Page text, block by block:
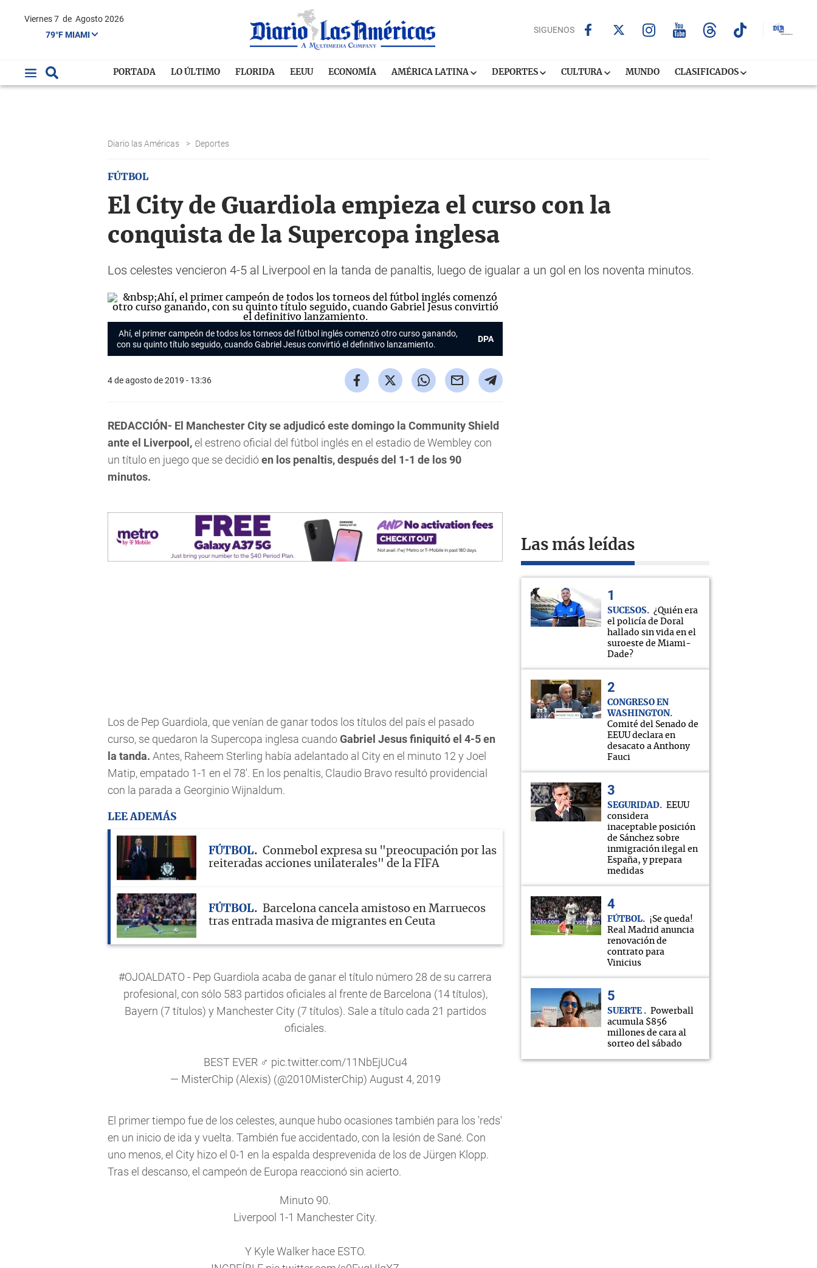
Viernes 7 de Agosto 2026
79°F MIAMI
SIGUENOS
PORTADA LO ÚLTIMO FLORIDA EEUU ECONOMÍA AMÉRICA LATINA DEPORTES CULTURA MUNDO CLASIFICADOS
Diario las Américas > Deportes
FÚTBOL
El City de Guardiola empieza el curso con la
conquista de la Supercopa inglesa
Los celestes vencieron 4-5 al Liverpool en la tanda de panaltis, luego de igualar a un gol en los noventa minutos.
Ahí, el primer campeón de todos los torneos del fútbol inglés comenzó otro curso ganando,
con su quinto título seguido, cuando Gabriel Jesus convirtió el definitivo lanzamiento.
DPA
4 de agosto de 2019 - 13:36
REDACCIÓN- El Manchester City se adjudicó este domingo la Community Shield
ante el Liverpool,el estreno oficial del fútbol inglés en el estadio de Wembley con
un título en juego que se decidióen los penaltis, después del 1-1 de los 90
minutos.
Los de Pep Guardiola, que venían de ganar todos los títulos del país el pasado
curso, se quedaron la Supercopa inglesa cuandoGabriel Jesus finiquitó el 4-5 en
la tanda. Antes, Raheem Sterling había adelantado al City en el minuto 12 y Joel
Matip, empatado 1-1 en el 78'. En los penaltis, Claudio Bravo resultó providencial
con la parada a Georginio Wijnaldum.
LEE ADEMÁS
FÚTBOL
Conmebol expresa su "preocupación por las
reiteradas acciones unilaterales" de la FIFA
FÚTBOL
Barcelona cancela amistoso en Marruecos
tras entrada masiva de migrantes en Ceuta
#OJOALDATO - Pep Guardiola acaba de ganar el título número 28 de su carrera
profesional, con sólo 583 partidos oficiales al frente de Barcelona (14 títulos),
Bayern (7 títulos) y Manchester City (7 títulos). Sale a título cada 21 partidos
oficiales.
BEST EVER ♂️ pic.twitter.com/11NbEjUCu4
— MisterChip (Alexis) (@2010MisterChip) August 4, 2019
El primer tiempo fue de los celestes, aunque hubo ocasiones también para los 'reds'
en un inicio de ida y vuelta. También fue accidentado, con la lesión de Sané. Con
uno menos, el City hizo el 0-1 en la espalda desprevenida de los de Jürgen Klopp.
Tras el descanso, el campeón de Europa reaccionó sin acierto.
Minuto 90.
Liverpool 1-1 Manchester City.
Y Kyle Walker hace ESTO.
Las más leídas
SUCESOS
¿Quién era
el policía de Doral
hallado sin vida en el
suroeste de Miami-
Dade?
CONGRESO EN
WASHINGTON
Comité del Senado de
EEUU declara en
desacato a Anthony
Fauci
SEGURIDAD
EEUU
considera
inaceptable posición
de Sánchez sobre
inmigración ilegal en
España, y prepara
medidas
FÚTBOL
¡Se queda!
Real Madrid anuncia
renovación de
contrato para
Vinicius
SUERTE
Powerball
acumula $856
millones de cara al
sorteo del sábado